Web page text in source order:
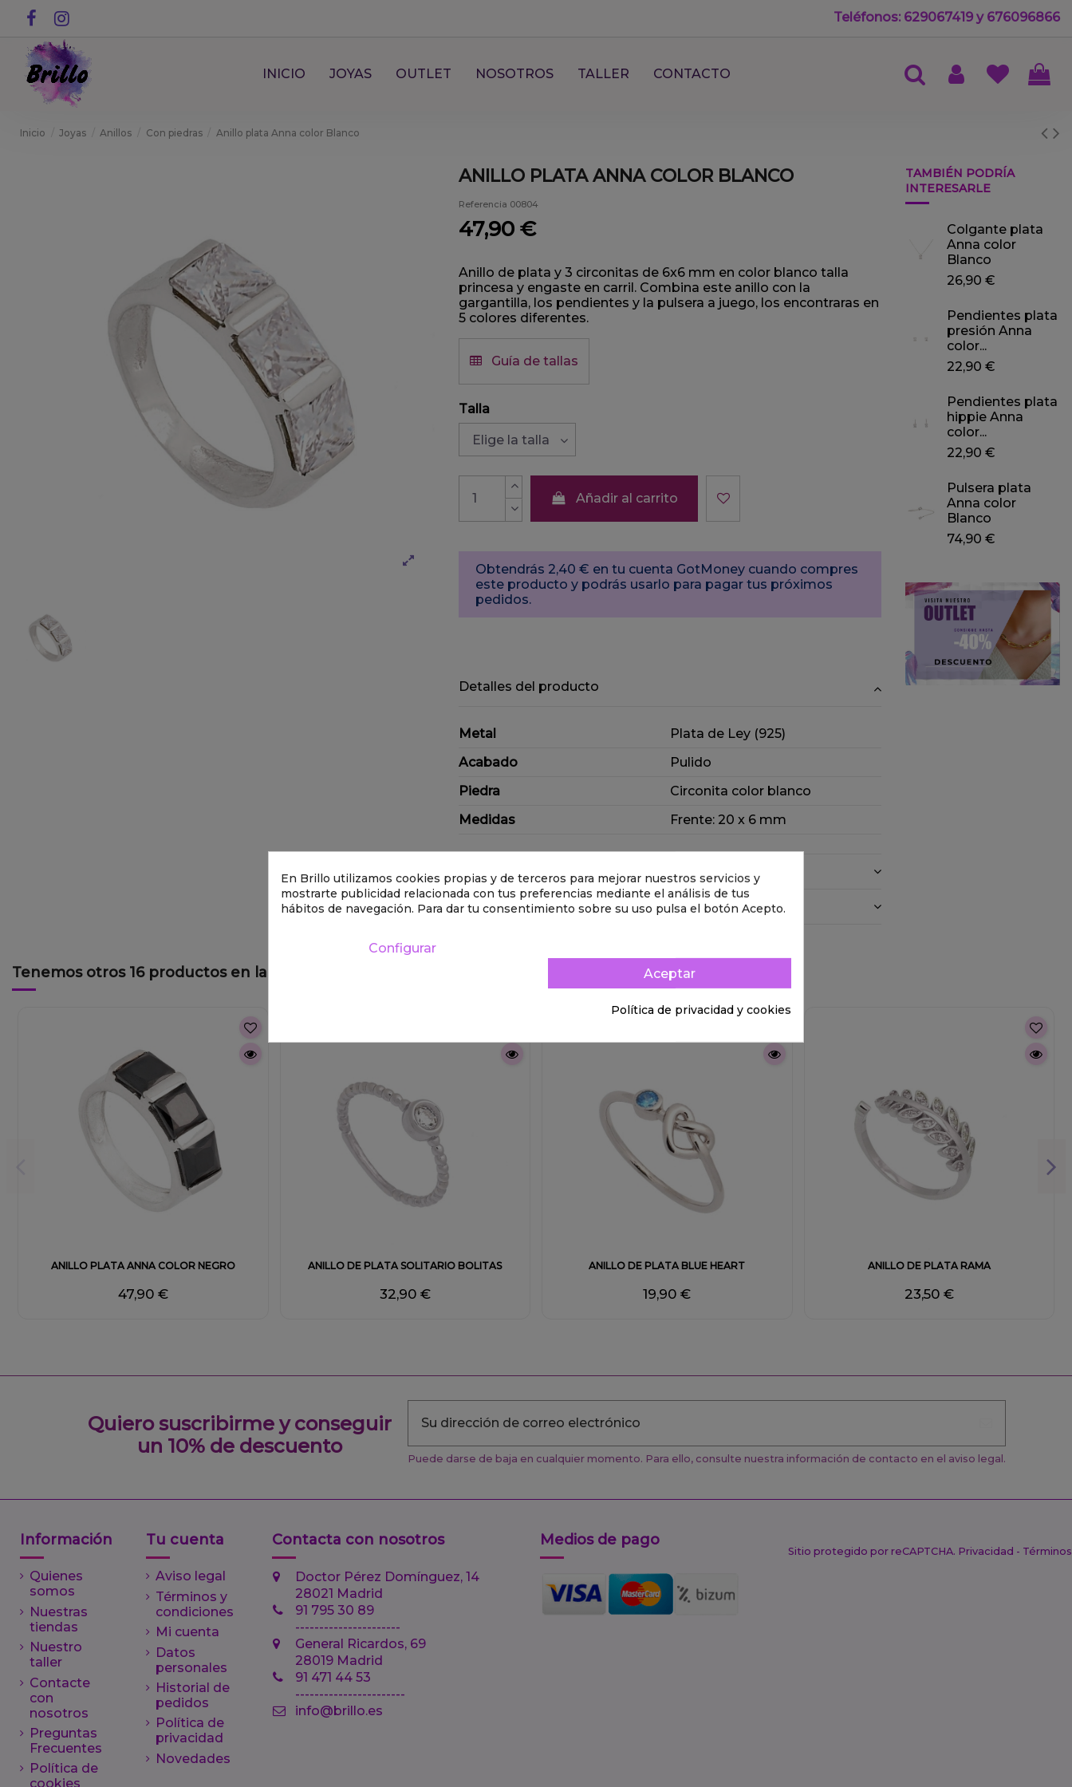
Teléfonos: 629067419 y 676096866
INICIO JOYAS OUTLET NOSOTROS TALLER CONTACTO
Inicio Joyas Anillos Con piedras Anillo plata Anna color Blanco
ANILLO PLATA ANNA COLOR BLANCO
Referencia 00804
47,90 €
Anillo de plata y 3 circonitas de 6x6 mm en color blanco talla
princesa y engaste en carril. Combina este anillo con la
gargantilla, los pendientes y la pulsera a juego, los encontraras en
5 colores diferentes.
Guía de tallas
Talla
Añadir al carrito
Obtendrás 2,40 € en tu cuenta GotMoney cuando compres
este producto y podrás usarlo para pagar tus próximos
pedidos.
Detalles del producto
Metal
Plata de Ley (925)
Acabado
Pulido
Piedra
Circonita color blanco
Medidas
Frente: 20 x 6 mm
Derecho de desistimiento
TAMBIÉN PODRÍA
INTERESARLE
Colgante plata
Anna color
Blanco
26,90 €
Pendientes plata
presión Anna
color...
22,90 €
Pendientes plata
hippie Anna
color...
22,90 €
Pulsera plata
Anna color
Blanco
74,90 €
Tenemos otros 16 productos en la misma categoría:
ANILLO PLATA ANNA COLOR NEGRO
47,90 €
ANILLO DE PLATA SOLITARIO BOLITAS
32,90 €
ANILLO DE PLATA BLUE HEART
19,90 €
ANILLO DE PLATA RAMA
23,50 €
Quiero suscribirme y conseguir
un 10% de descuento
Puede darse de baja en cualquier momento. Para ello, consulte nuestra información de contacto en el aviso legal.
Información
Quienes
somos
Nuestras
tiendas
Nuestro
taller
Contacte
con
nosotros
Preguntas
Frecuentes
Política de
cookies
Tu cuenta
Aviso legal
Términos y
condiciones
Mi cuenta
Datos
personales
Historial de
pedidos
Política de
privacidad
Novedades
Contacta con nosotros
Doctor Pérez Domínguez, 14
28021 Madrid
91 795 30 89
----------------------
General Ricardos, 69
28019 Madrid
91 471 44 53
-----------------------
info@brillo.es
Medios de pago
Sitio protegido por reCAPTCHA. Privacidad - Términos
En Brillo utilizamos cookies propias y de terceros para mejorar nuestros servicios y
mostrarte publicidad relacionada con tus preferencias mediante el análisis de tus
hábitos de navegación. Para dar tu consentimiento sobre su uso pulsa el botón Acepto.
Configurar
Aceptar
Política de privacidad y cookies